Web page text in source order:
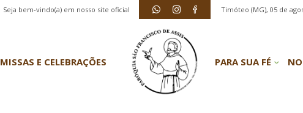
Seja bem-vindo(a) em nosso site oficial Timóteo (MG), 05 de
MISSAS E CELEBRAÇÕES PARA SUA FÉ